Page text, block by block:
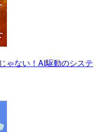
ゃない！AI駆動のシステ